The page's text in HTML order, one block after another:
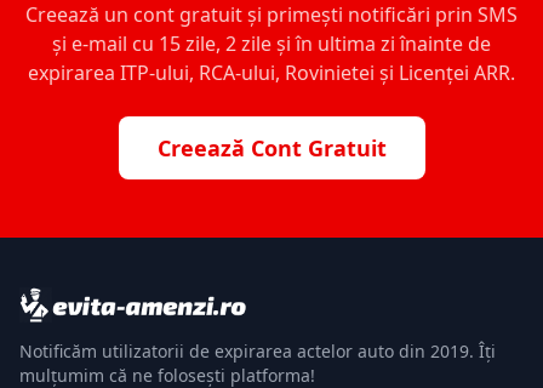
Creează un cont gratuit și primești notificări prin SMS
și e-mail cu 15 zile, 2 zile și în ultima zi înainte de
expirarea ITP-ului, RCA-ului, Rovinietei și Licenței ARR.
Creează Cont Gratuit
Notificăm utilizatorii de expirarea actelor auto din 2019. Îți
mulțumim că ne folosești platforma!